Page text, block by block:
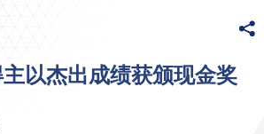
以杰出成绩获颁现金奖